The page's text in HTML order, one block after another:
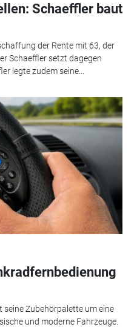
Schaeffler baut
der Rente mit 63, der
Schaeffler setzt dagegen
legte zudem seine...
Zubehörpalette um eine
und moderne Fahrzeuge.